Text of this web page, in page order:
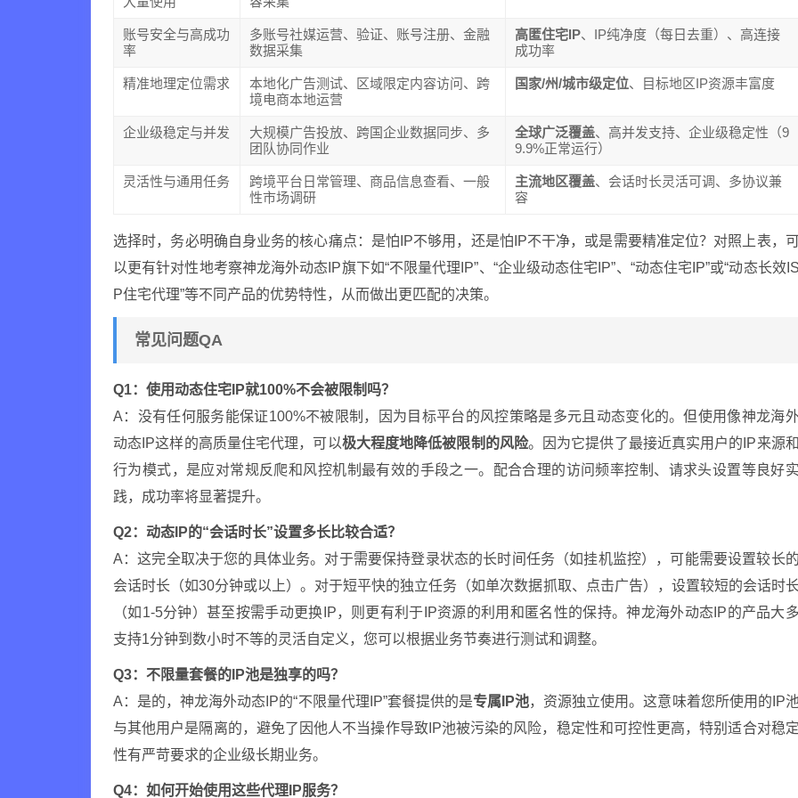
账号安全与高成功
率
多账号社媒运营、验证、账号注册、金融
数据采集
高匿住宅IP、IP纯净度（每日去重）、高连接
成功率
精准地理定位需求
本地化广告测试、区域限定内容访问、跨
境电商本地运营
国家/州/城市级定位、目标地区IP资源丰富度
企业级稳定与并发
大规模广告投放、跨国企业数据同步、多
团队协同作业
全球广泛覆盖、高并发支持、企业级稳定性（9
9.9%正常运行）
灵活性与通用任务
跨境平台日常管理、商品信息查看、一般
性市场调研
主流地区覆盖、会话时长灵活可调、多协议兼
容
选择时，务必明确自身业务的核心痛点：是怕IP不够用，还是怕IP不干净，或是需要精准定位？对照上表，
以更有针对性地考察神龙海外动态IP旗下如“不限量代理IP”、“企业级动态住宅IP”、“动态住宅IP”或“动态长效
P住宅代理”等不同产品的优势特性，从而做出更匹配的决策。
常见问题QA
Q1：使用动态住宅IP就100%不会被限制吗？
A：没有任何服务能保证100%不被限制，因为目标平台的风控策略是多元且动态变化的。但使用像神龙海
动态IP这样的高质量住宅代理，可以极大程度地降低被限制的风险。因为它提供了最接近真实用户的IP来源
行为模式，是应对常规反爬和风控机制最有效的手段之一。配合合理的访问频率控制、请求头设置等良好
践，成功率将显著提升。
Q2：动态IP的“会话时长”设置多长比较合适？
A：这完全取决于您的具体业务。对于需要保持登录状态的长时间任务（如挂机监控），可能需要设置较长
会话时长（如30分钟或以上）。对于短平快的独立任务（如单次数据抓取、点击广告），设置较短的会话时
（如1-5分钟）甚至按需手动更换IP，则更有利于IP资源的利用和匿名性的保持。神龙海外动态IP的产品大
支持1分钟到数小时不等的灵活自定义，您可以根据业务节奏进行测试和调整。
Q3：不限量套餐的IP池是独享的吗？
A：是的，神龙海外动态IP的“不限量代理IP”套餐提供的是专属IP池，资源独立使用。这意味着您所使用的IP
与其他用户是隔离的，避免了因他人不当操作导致IP池被污染的风险，稳定性和可控性更高，特别适合对稳
性有严苛要求的企业级长期业务。
Q4：如何开始使用这些代理IP服务？